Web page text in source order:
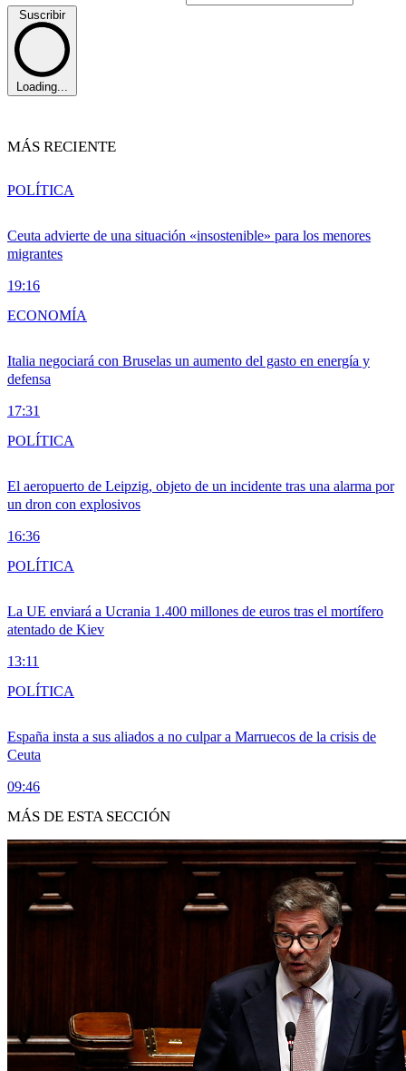
Suscribir
Loading...
MÁS RECIENTE
Ceuta advierte de una situación «insostenible» para los menores
migrantes
19:16
POLÍTICA
Italia negociará con Bruselas un aumento del gasto en energía y
defensa
17:31
ECONOMÍA
El aeropuerto de Leipzig, objeto de un incidente tras una alarma por
un dron con explosivos
16:36
POLÍTICA
La UE enviará a Ucrania 1.400 millones de euros tras el mortífero
atentado de Kiev
13:11
POLÍTICA
España insta a sus aliados a no culpar a Marruecos de la crisis de
Ceuta
09:46
POLÍTICA
MÁS DE ESTA SECCIÓN